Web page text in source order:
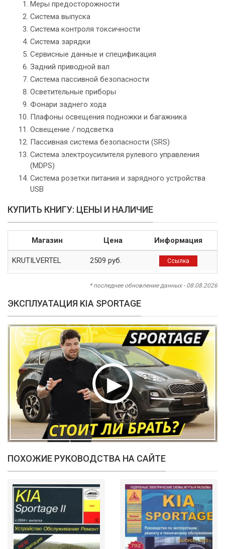
Меры предосторожности
Система выпуска
Система контроля токсичности
Система зарядки
Сервисные данные и спецификация
Задний приводной вал
Система пассивной безопасности
Осветительные приборы
Фонари заднего хода
Плафоны освещения подножки и багажника
Освещение / подсветка
Пассивная система безопасности (SRS)
Система электроусилителя рулевого управления
(MDPS)
Система розетки питания и зарядного устройства
USB
КУПИТЬ КНИГУ: ЦЕНЫ И НАЛИЧИЕ
Магазин Цена Информация
KRUTILVERTEL 2509 руб. Ссылка
* последнее обновление данных - 08.08.2026
ЭКСПЛУАТАЦИЯ KIA SPORTAGE
ПОХОЖИЕ РУКОВОДСТВА НА САЙТЕ